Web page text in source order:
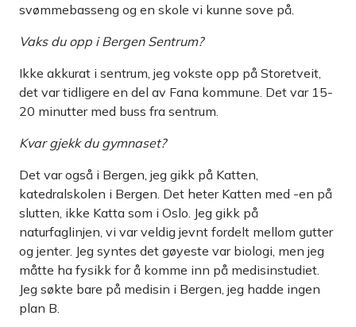
svømmebasseng og en skole vi kunne sove på.
Vaks du opp i Bergen Sentrum?
Ikke akkurat i sentrum, jeg vokste opp på Storetveit,
det var tidligere en del av Fana kommune. Det var 15-
20 minutter med buss fra sentrum.
Kvar gjekk du gymnaset?
Det var også i Bergen, jeg gikk på Katten,
katedralskolen i Bergen. Det heter Katten med -en på
slutten, ikke Katta som i Oslo. Jeg gikk på
naturfaglinjen, vi var veldig jevnt fordelt mellom gutter
og jenter. Jeg syntes det gøyeste var biologi, men jeg
måtte ha fysikk for å komme inn på medisinstudiet.
Jeg søkte bare på medisin i Bergen, jeg hadde ingen
plan B.